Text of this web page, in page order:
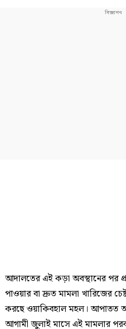
আদালতের এই কড়া অবস্থানের পর
পাওয়ার বা দ্রুত মামলা খারিজের
করছে ওয়াকিবহাল মহল। আপাতত
আগামী জুলাই মাসে এই মামলার